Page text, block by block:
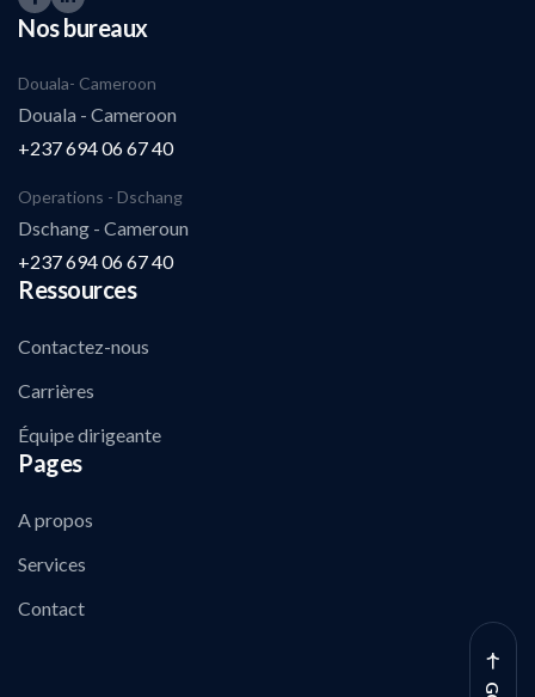
Nos bureaux
Douala- Cameroon
Douala - Cameroon
+237 694 06 67 40
Operations - Dschang
Dschang - Cameroun
+237 694 06 67 40
Ressources
Contactez-nous
Carrières
Équipe dirigeante
Pages
A propos
Services
Contact